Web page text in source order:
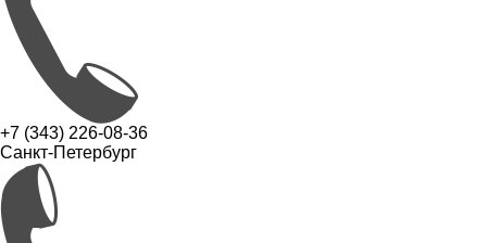
+7 (343) 226-08-36
Санкт-Петербург